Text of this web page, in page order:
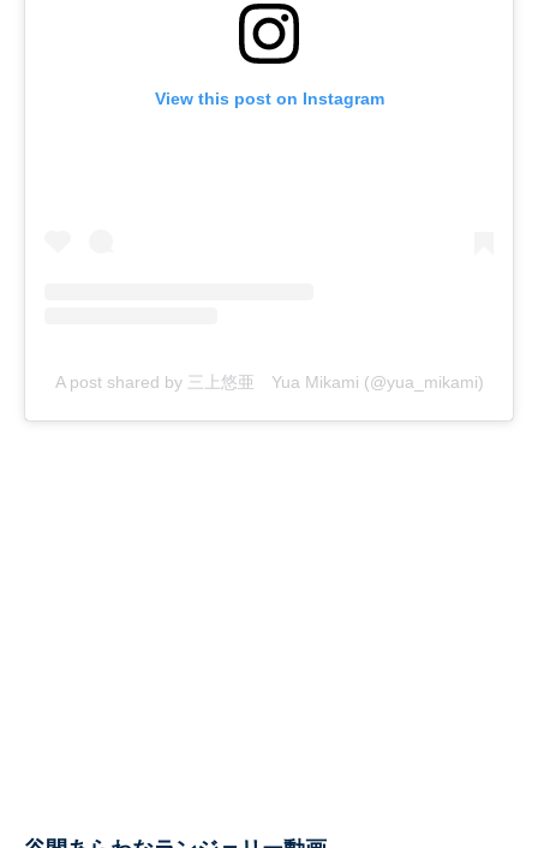
View this post on Instagram
A post shared by 三上悠亜 Yua Mikami (@yua_mikami)